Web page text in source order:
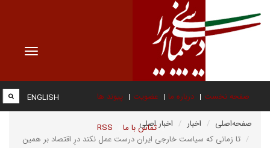
Toggle
صفحه نخست درباره ما عضویت پیوند ها
تماس با ما RSS
ENGLISH
صفحه‌اصلی اخبار
اخبار اصلی
تا زمانی که سیاست خارجی ایران درست عمل نکند درِ اقتصاد بر همین